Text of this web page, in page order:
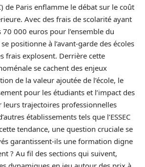
de Paris enflamme le débat sur le coût
Avec des frais de scolarité ayant
000 euros pour l’ensemble du
positionne à l’avant-garde des écoles
frais explosent. Derrière cette
se cachent des enjeux
de la valeur ajoutée de l’école, le
pour les étudiants et l’impact des
leurs trajectoires professionnelles
établissements tels que l’ESSEC
tendance, une question cruciale se
garantissent-ils une formation digne
? Au fil des sections qui suivent,